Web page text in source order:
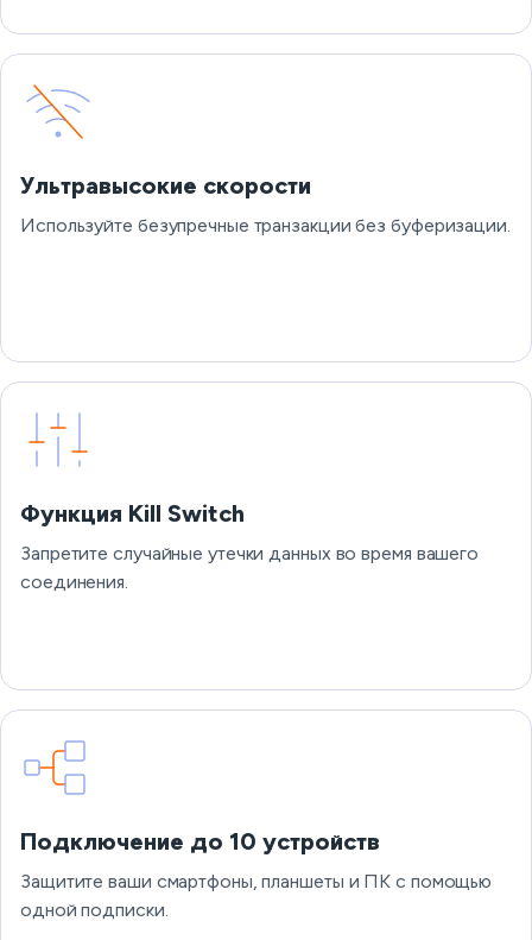
Ультравысокие скорости
Используйте безупречные транзакции без буферизации.
Функция Kill Switch
Запретите случайные утечки данных во время вашего
соединения.
Подключение до 10 устройств
Защитите ваши смартфоны, планшеты и ПК с помощью
одной подписки.